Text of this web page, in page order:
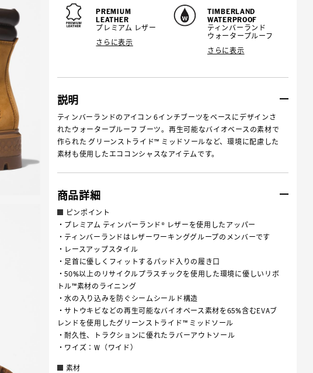
PREMIUM
LEATHER
プレミアム レザー
さらに表示
TIMBERLAND
WATERPROOF
ティンバーランド
ウォータープルーフ
さらに表示
説明
ティンバーランドのアイコン 6インチブーツをベースにデザインさ
れたウォータープルーフ ブーツ。再生可能なバイオベースの素材で
作られた グリーンストライド™ ミッドソールなど、環境に配慮した
素材も使用したエココンシャスなアイテムです。
商品詳細
ピンポイント
・プレミアム ティンバーランド® レザーを使用したアッパー
・ティンバーランドはレザーワーキンググループのメンバーです
・レースアップスタイル
・足首に優しくフィットするパッド入りの履き口
・50%以上のリサイクルプラスチックを使用した環境に優しいリボ
トル™素材のライニング
・水の入り込みを防ぐシームシールド構造
・サトウキビなどの再生可能なバイオベース素材を65%含むEVAブ
レンドを使用したグリーンストライド™ ミッドソール
・耐久性、トラクションに優れたラバーアウトソール
・ワイズ：W（ワイド）
素材